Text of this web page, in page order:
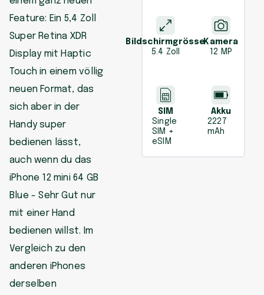
Feature: Ein 5,4 Zoll
Super Retina XDR
Display mit Haptic
Touch in einem völlig
neuen Format, das
sich aber in der
Handy super
bedienen lässt,
auch wenn du das
iPhone 12 mini 64 GB
Blue - Sehr Gut nur
mit einer Hand
bedienen willst. Im
Vergleich zu den
anderen iPhones
derselben
Bildschirmgrösse
5.4 Zoll
Kamera
12 MP
SIM
Single
SIM +
eSIM
Akku
2227
mAh